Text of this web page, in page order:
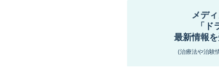
メデ
「
最新情報
(治療法や治験